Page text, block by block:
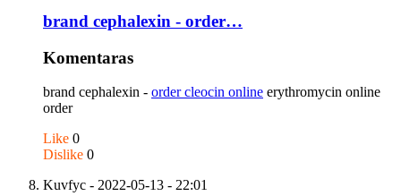
brand cephalexin - order…
Komentaras
brand cephalexin - order cleocin online erythromycin online
order
Like 0
Dislike 0
Kuvfyc - 2022-05-13 - 22:01